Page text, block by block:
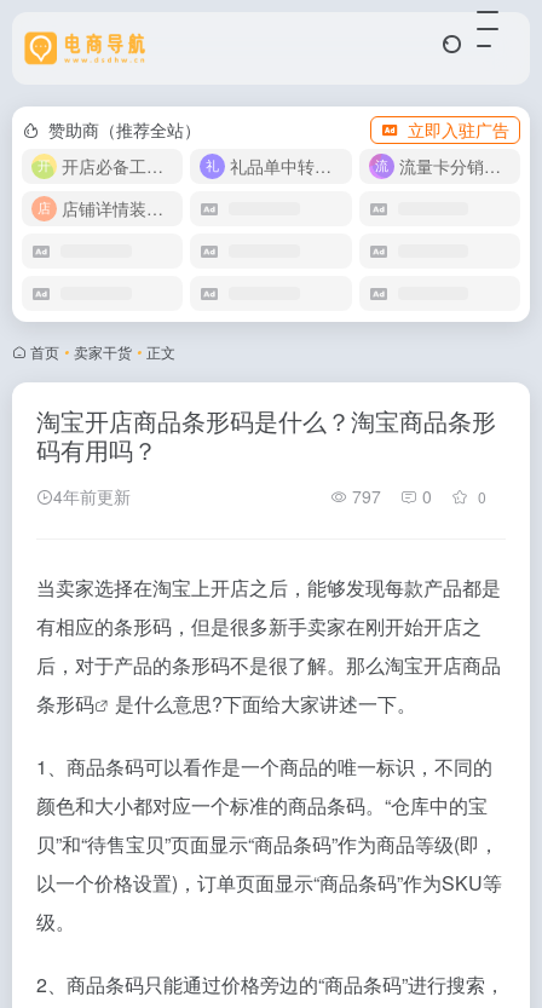
赞助商（推荐全站）
立即入驻广告
开店必备工具箱
礼品单中转同步单
流量卡分销代理
店铺详情装修模版
首页 • 卖家干货 • 正文
淘宝开店商品条形码是什么？淘宝商品条形
码有用吗？
4年前更新 797 0 0
当卖家选择在淘宝上开店之后，能够发现每款产品都是
有相应的条形码，但是很多新手卖家在刚开始开店之
后，对于产品的条形码不是很了解。那么淘宝开店商品
条形码
是什么意思?下面给大家讲述一下。
1、商品条码可以看作是一个商品的唯一标识，不同的
颜色和大小都对应一个标准的商品条码。“仓库中的宝
贝”和“待售宝贝”页面显示“商品条码”作为商品等级(即，
以一个价格设置)，订单页面显示“商品条码”作为SKU等
级。
2、商品条码只能通过价格旁边的“商品条码”进行搜索，